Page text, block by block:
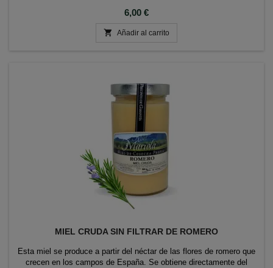
Precio
6,00 €
 Añadir al carrito
MIEL CRUDA SIN FILTRAR DE ROMERO
Esta miel se produce a partir del néctar de las flores de romero que
crecen en los campos de España. Se obtiene directamente del